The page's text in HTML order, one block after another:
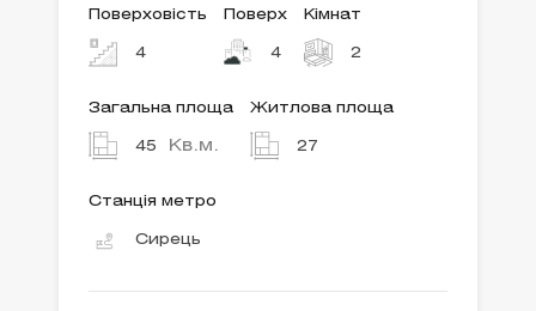
Поверховість
4
Поверх
4
Кімнат
2
Загальна площа
45 Кв.м.
Житлова площа
27
Станція метро
Сирець